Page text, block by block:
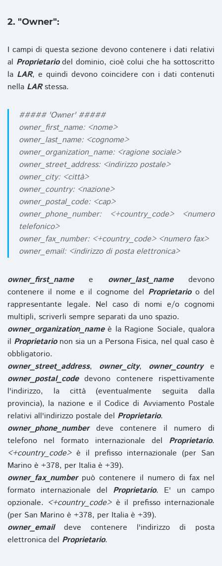
2. "Owner":
I campi di questa sezione devono contenere i dati relativi
al Proprietariodel dominio, cioè colui che ha sottoscritto
la LAR, e quindi devono coincidere con i dati contenuti
nella LARstessa.
##### 'Owner' #####
owner_first_name: <nome>
owner_last_name: <cognome>
owner_organization_name: <ragione sociale>
owner_street_address: <indirizzo postale>
owner_city: <città>
owner_country: <nazione>
owner_postal_code: <cap>
owner_phone_number: <+country_code> <numero
telefonico>
owner_fax_number: <+country_code> <numero fax>
owner_email: <indirizzo di posta elettronica>
owner_first_namee owner_last_namedevono
contenere il nome e il cognome del Proprietarioo del
rappresentante legale. Nel caso di nomi e/o cognomi
multipli, scriverli sempre separati da uno spazio.
owner_organization_nameè la Ragione Sociale, qualora
il Proprietarionon sia un a Persona Fisica, nel qual caso è
obbligatorio.
owner_street_address, owner_city, owner_countrye
owner_postal_codedevono contenere rispettivamente
l'indirizzo, la città (eventualmente seguita dalla
provincia), la nazione e il Codice di Avviamento Postale
relativi all'indirizzo postale del Proprietario.
owner_phone_numberdeve contenere il numero di
telefono nel formato internazionale del Proprietario.
<+country_code>è il prefisso internazionale (per San
Marino è +378, per Italia è +39).
owner_fax_numberpuò contenere il numero di fax nel
formato internazionale del Proprietario. E' un campo
opzionale. <+country_code>è il prefisso internazionale
(per San Marino è +378, per Italia è +39).
owner_emaildeve contenere l'indirizzo di posta
elettronica del Proprietario.